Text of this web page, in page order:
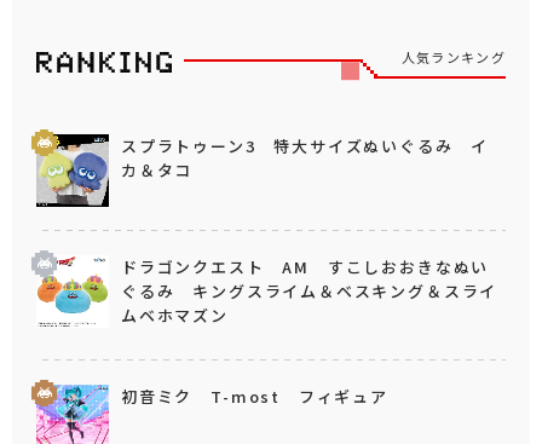
人気ランキング
スプラトゥーン3 特大サイズぬいぐるみ イ
カ＆タコ
ドラゴンクエスト AM すこしおおきなぬい
ぐるみ キングスライム＆ベスキング＆スライ
ムベホマズン
初音ミク T-most フィギュア